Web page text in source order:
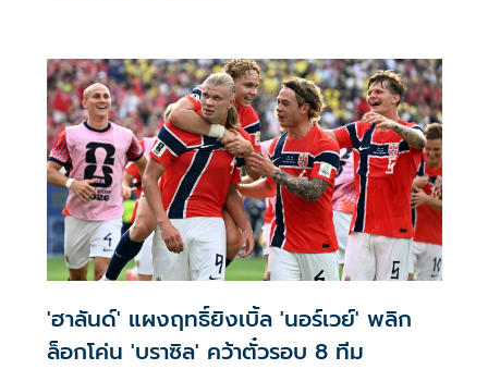
'ฮาลันด์' แผงฤทธิ์ยิงเบิ้ล 'นอร์เวย์' พลิก
ล็อกโค่น 'บราซิล' คว้าตั๋วรอบ 8 ทีม